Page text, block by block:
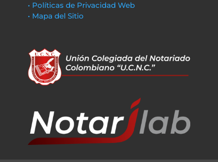
• Políticas de Privacidad Web
• Mapa del Sitio